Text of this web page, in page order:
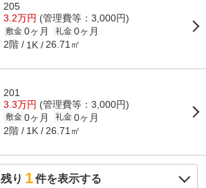
205
3.2万円 (管理費等：3,000円)
敷金 0ヶ月 礼金 0ヶ月
2階 1K 26.71㎡
201
3.3万円 (管理費等：3,000円)
敷金 0ヶ月 礼金 0ヶ月
2階 1K 26.71㎡
残り 1件を表示する